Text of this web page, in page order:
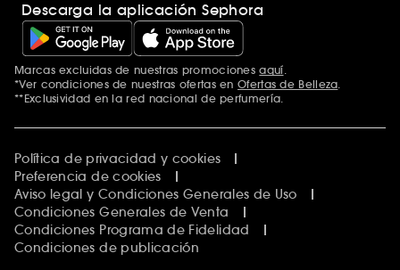
Descarga la aplicación Sephora
Marcas excluidas de nuestras promocionesaquí.
*Ver condiciones de nuestras ofertas en Ofertas de Belleza.
**Exclusividad en la red nacional de perfumería.
Política de privacidad y cookies
Preferencia de cookies
Aviso legal y Condiciones Generales de Uso
Condiciones Generales de Venta
Condiciones Programa de Fidelidad
Condiciones de publicación